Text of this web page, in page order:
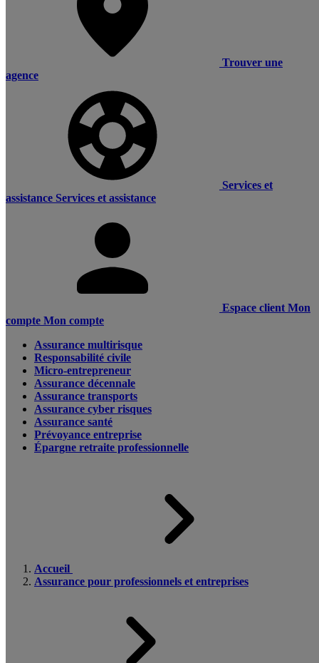
Trouver une
agence
Services et
assistance Services et assistance
Espace client Mon
compte Mon compte
Assurance multirisque
Responsabilité civile
Micro-entrepreneur
Assurance décennale
Assurance transports
Assurance cyber risques
Assurance santé
Prévoyance entreprise
Épargne retraite professionnelle
Accueil
Assurance pour professionnels et entreprises